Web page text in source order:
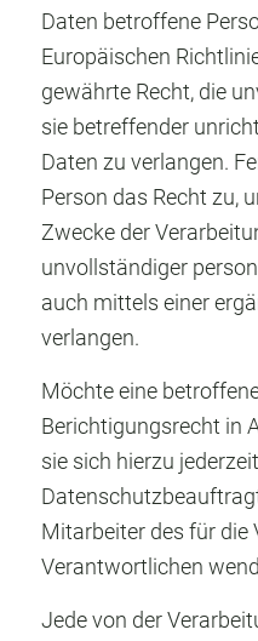
Daten betroffene
Europäischen
gewährte Recht, die
sie betreffender
Daten zu verlangen.
Person das Recht zu,
Zwecke der
unvollständiger
auch mittels einer
verlangen.
Möchte eine
Berichtigungsrecht in
sie sich hierzu
Mitarbeiter des für die
Verantwortlichen
Jede von der